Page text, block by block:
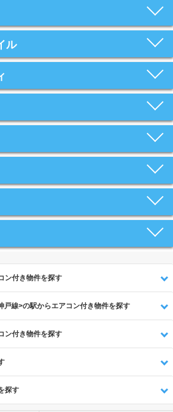
ル
ン付き物件を探す
戸線>の駅からエアコン付き物件を探す
ン付き物件を探す
探す